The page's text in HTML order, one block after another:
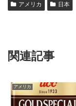
アメリカ 日本
関連記事
アメリカ